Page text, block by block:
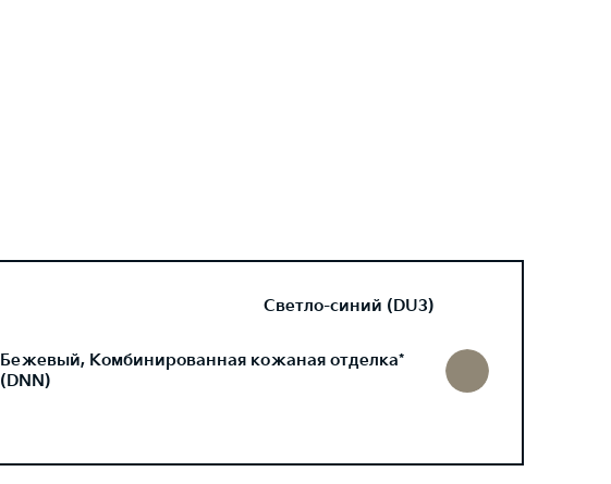
Светло-синий (DU3)
Бежевый, Комбинированная кожаная отделка*
(DNN)